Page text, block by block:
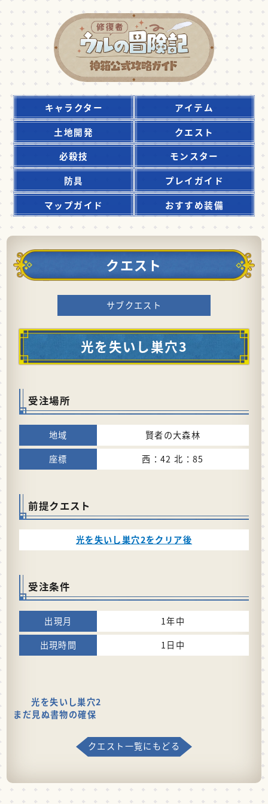
キャラクター
アイテム
土地開発
クエスト
必殺技
モンスター
防具
プレイガイド
マップガイド
おすすめ装備
クエスト
サブクエスト
光を失いし巣穴3
受注場所
賢者の大森林
西：42 北：85
前提クエスト
光を失いし巣穴2をクリア後
受注条件
1年中
1日中
光を失いし巣穴2
まだ見ぬ書物の確保
クエスト一覧にもどる